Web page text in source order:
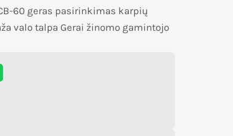
60 geras pasirinkimas karpių
valo talpa Gerai žinomo gamintojo